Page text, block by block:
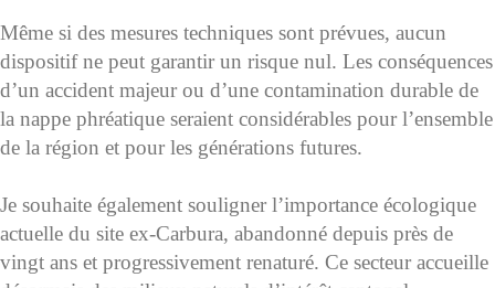
Même si des mesures techniques sont prévues, aucun
dispositif ne peut garantir un risque nul. Les conséquences
d’un accident majeur ou d’une contamination durable de
la nappe phréatique seraient considérables pour l’ensemble
de la région et pour les générations futures.
Je souhaite également souligner l’importance écologique
actuelle du site ex-Carbura, abandonné depuis près de
vingt ans et progressivement renaturé. Ce secteur accueille